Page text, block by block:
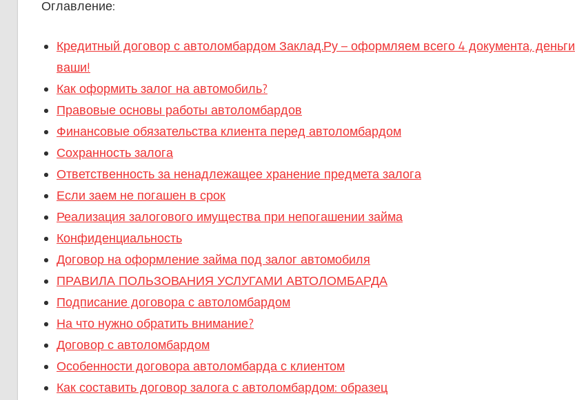
Оглавление:
Кредитный договор с автоломбардом Заклад.Ру – оформляем всего 4 документа, деньги
ваши!
Как оформить залог на автомобиль?
Правовые основы работы автоломбардов
Финансовые обязательства клиента перед автоломбардом
Сохранность залога
Ответственность за ненадлежащее хранение предмета залога
Если заем не погашен в срок
Реализация залогового имущества при непогашении займа
Конфиденциальность
Договор на оформление займа под залог автомобиля
ПРАВИЛА ПОЛЬЗОВАНИЯ УСЛУГАМИ АВТОЛОМБАРДА
Подписание договора с автоломбардом
На что нужно обратить внимание?
Договор с автоломбардом
Особенности договора автоломбарда с клиентом
Как составить договор залога с автоломбардом: образец